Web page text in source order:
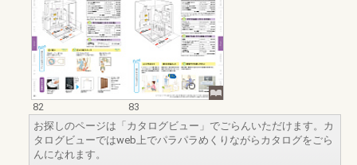
82
83
お探しのページは「カタログビュー」でごらんいただけます。カ
タログビューではweb上でパラパラめくりながらカタログをごら
んになれます。